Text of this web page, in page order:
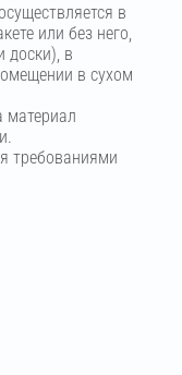
в
или без него,
доски), в
в сухом
материал
требованиями